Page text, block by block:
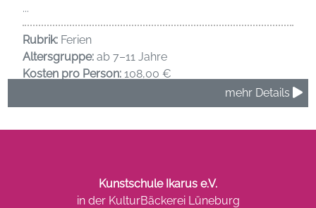
...
Rubrik: Ferien
Altersgruppe: ab 7–11 Jahre
Kosten pro Person: 108,00 €
mehr Details
Kunstschule Ikarus e.V.
in der KulturBäckerei Lüneburg